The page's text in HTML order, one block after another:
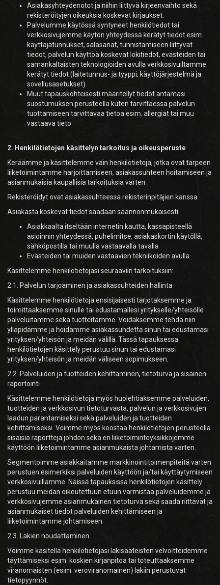
Asiakasyhteydenotot ja niihin liittyvä kirjeenvaihto sekä
rekisteröityjen oikeuksia koskevat kirjaukset.
Palvelumme käytössä syntyneet henkilötiedot tai
verkkosivujemme käytön yhteydessä kerätyt tiedot esim.
käyttäjätunnukset, salasanat, tunnistamiseen liittyvät
tiedot, palvelun käyttöä koskevat lokitiedot, evästeiden tai
samankaltaisten teknologioiden avulla verkkosivuiltamme
kerätyt tiedot (laitetunnus- ja tyyppi, käyttöjärjestelmä ja
sovellusasetukset)
Muut tapauskohteisesti määritellyt tiedot antamasi
suostumuksen perusteella kuten tarvittaessa palvelun
tuottamiseen tarvittavaa tietoa esim. allergiat tai muu
vastaava tieto
2. Henkilötietojen käsittelyn tarkoitus ja oikeusperuste
Keräämme ja käsittelemme vain henkilötietoja, jotka ovat tarpeen
liiketoimintamme harjoittamiseen, asiakassuhteen hoitamiseen ja
asianmukaisia kaupallisia tarkoituksia varten.
Rekisteröidyt ovat asiakassuhteessa rekisterinpitäjien kanssa.
Asiakasta koskevat tiedot saadaan säännönmukaisesti:
Asiakkaalta itseltään internetin kautta, kassapisteellä
asioinnin yhteydessä, puhelimitse, asiakaskortin käytöllä,
sähköpostilla tai muulla vastaavalla tavalla
Evästeiden tai muiden vastaavien tekniikoiden avulla
Käsittelemme henkilötietojasi seuraaviin tarkoituksiin:
2.1. Palvelun tarjoaminen ja asiakassuhteiden hallinta
Käsittelemme henkilötietoja ensisijaisesti tarjotaksemme ja
toimittaaksemme sinulle tai edustamallesi yritykselle/yhteisölle
palveluitamme sekä tuotteitamme. Voidaksemme tehdä niin
ylläpidämme ja hoidamme asiakassuhdetta sinun tai edustamasi
yrityksen/yhteisön ja meidän välillä. Tässä tapauksessa
henkilötietojen käsittely perustuu sinun tai edustamasi
yrityksen/yhteisön ja meidän väliseen sopimukseen.
2.2. Palveluiden ja tuotteiden kehittäminen, tietoturva ja sisäinen
raportointi
Käsittelemme henkilötietoja myös huolehtiaksemme palveluiden,
tuotteiden ja verkkosivun tietoturvasta, palvelun ja verkkosivujen
laadun parantamiseksi sekä palveluiden ja tuotteiden
kehittämiseksi. Voimme myös koostaa henkilötietojen perusteella
sisäisiä raportteja johdon sekä eri liiketoimintoyksikköjemme
käyttöön liiketoimintamme asianmukaista johtamista varten.
Segmentoimme asiakkaitamme markkinointitoimenpiteitä varten
perustuen esimerkiksi palveluiden käyttöön ja/tai käyttäytymiseen
verkkosivuillamme. Näissä tapauksissa henkilötietojen käsittely
perustuu meidän oikeutettuun etuun varmistaa palveluidemme ja
verkkosivujemme asianmukainen tietoturva sekä saada riittävät ja
asianmukaiset tiedot palveluiden kehittämiseen ja
liiketoimintamme johtamiseen.
2.3. Lakien noudattaminen
Voimme käsitellä henkilötietojasi lakisääteisten velvoitteidemme
täyttämiseksi esim. koskien kirjanpitoa tai toteuttaaksemme
viranomaisten (esim. veroviranomainen) lakiin perustuvat
tietopyynnöt.